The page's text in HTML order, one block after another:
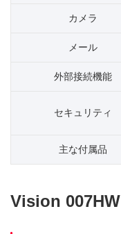
カメラ
メール
外部接続機能
セキュリティ
主な付属品
Vision 007HW